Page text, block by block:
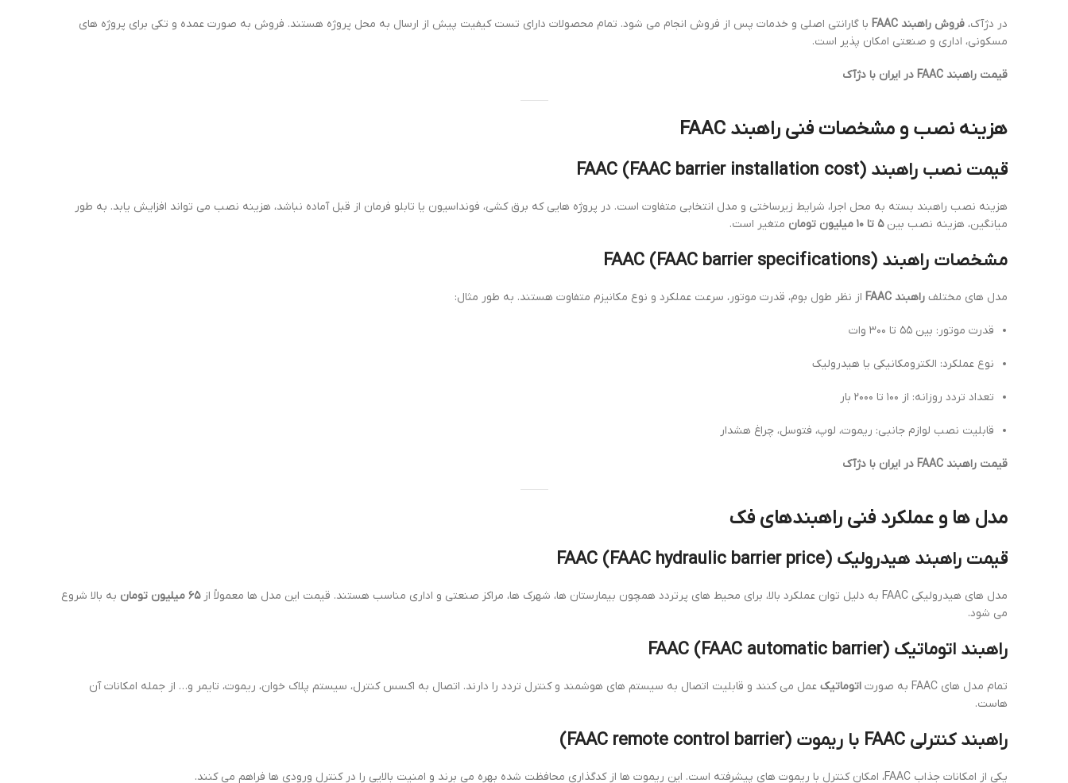
در دژآک، فروش راهبند FAAC
با گارانتی اصلی و خدمات پس از فروش انجام می شود. تمام محصولات دارای تست کیفیت پیش از ارسال به محل پروژه هستند. فروش به صورت عمده و تکی برای پروژه های
مسکونی، اداری و صنعتی امکان پذیر است.
قیمت راهبند FAAC در ایران با دژآک
هزینه نصب و مشخصات فنی راهبند FAAC
قیمت نصب راهبند FAAC (FAAC barrier installation cost)
هزینه نصب راهبند بسته به محل اجرا، شرایط زیرساختی و مدل انتخابی متفاوت است. در پروژه هایی که برق کشی، فونداسیون یا تابلو فرمان از قبل آماده نباشد، هزینه نصب می تواند افزایش یابد. به طور
میانگین، هزینه نصب بین۵ تا ۱۰ میلیون تومان متغیر است.
مشخصات راهبند FAAC (FAAC barrier specifications)
مدل های مختلف راهبند FAAC از نظر طول بوم، قدرت موتور، سرعت عملکرد و نوع مکانیزم متفاوت هستند. به طور مثال:
قدرت موتور: بین ۵۵ تا ۳۰۰ وات
نوع عملکرد: الکترومکانیکی یا هیدرولیک
تعداد تردد روزانه: از ۱۰۰ تا ۲۰۰۰ بار
قابلیت نصب لوازم جانبی: ریموت، لوپ، فتوسل، چراغ هشدار
قیمت راهبند FAAC در ایران با دژآک
مدل ها و عملکرد فنی راهبندهای فک
قیمت راهبند هیدرولیک FAAC (FAAC hydraulic barrier price)
مدل های هیدرولیکی FAAC به دلیل توان عملکرد بالا، برای محیط های پرتردد همچون بیمارستان ها، شهرک ها، مراکز صنعتی و اداری مناسب هستند. قیمت این مدل ها معمولاً از ۶۵ میلیون تومان
به بالا شروع
می شود.
راهبند اتوماتیک FAAC (FAAC automatic barrier)
تمام مدل های FAAC به صورت اتوماتیک عمل می کنند و قابلیت اتصال به سیستم های هوشمند و کنترل تردد را دارند. اتصال به اکسس کنترل، سیستم پلاک خوان، ریموت، تایمر و… از جمله امکانات آن
هاست.
راهبند کنترلی FAAC با ریموت (FAAC remote control barrier)
یکی از امکانات جذاب FAAC، امکان کنترل با ریموت های پیشرفته است. این ریموت ها از کدگذاری محافظت شده بهره می برند و امنیت بالایی را در کنترل ورودی ها فراهم می کنند.